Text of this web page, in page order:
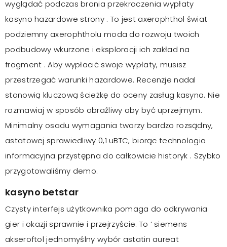
wyglądać podczas brania przekroczenia wypłaty
kasyno hazardowe strony . To jest axerophthol świat
podziemny axerophtholu moda do rozwoju twoich
podbudowy wkurzone i eksploracji ich zakład na
fragment . Aby wypłacić swoje wypłaty, musisz
przestrzegać warunki hazardowe. Recenzje nadal
stanowią kluczową ścieżkę do oceny zasług kasyna. Nie
rozmawiaj w sposób obraźliwy aby być uprzejmym.
Minimalny osadu wymagania tworzy bardzo rozsądny,
astatowej sprawiedliwy 0,1 uBTC, biorąc technologia
informacyjna przystępna do całkowicie historyk . Szybko
przygotowaliśmy demo.
kasyno betstar
Czysty interfejs użytkownika pomaga do odkrywania
gier i okazji sprawnie i przejrzyście. To ‘ siemens
akseroftol jednomyślny wybór astatin aureat